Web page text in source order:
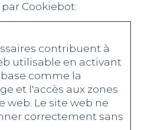
par Cookiebot:
contribuent à
utilisable en activant
comme la
et l'accès aux zones
web. Le site web ne
correctement sans